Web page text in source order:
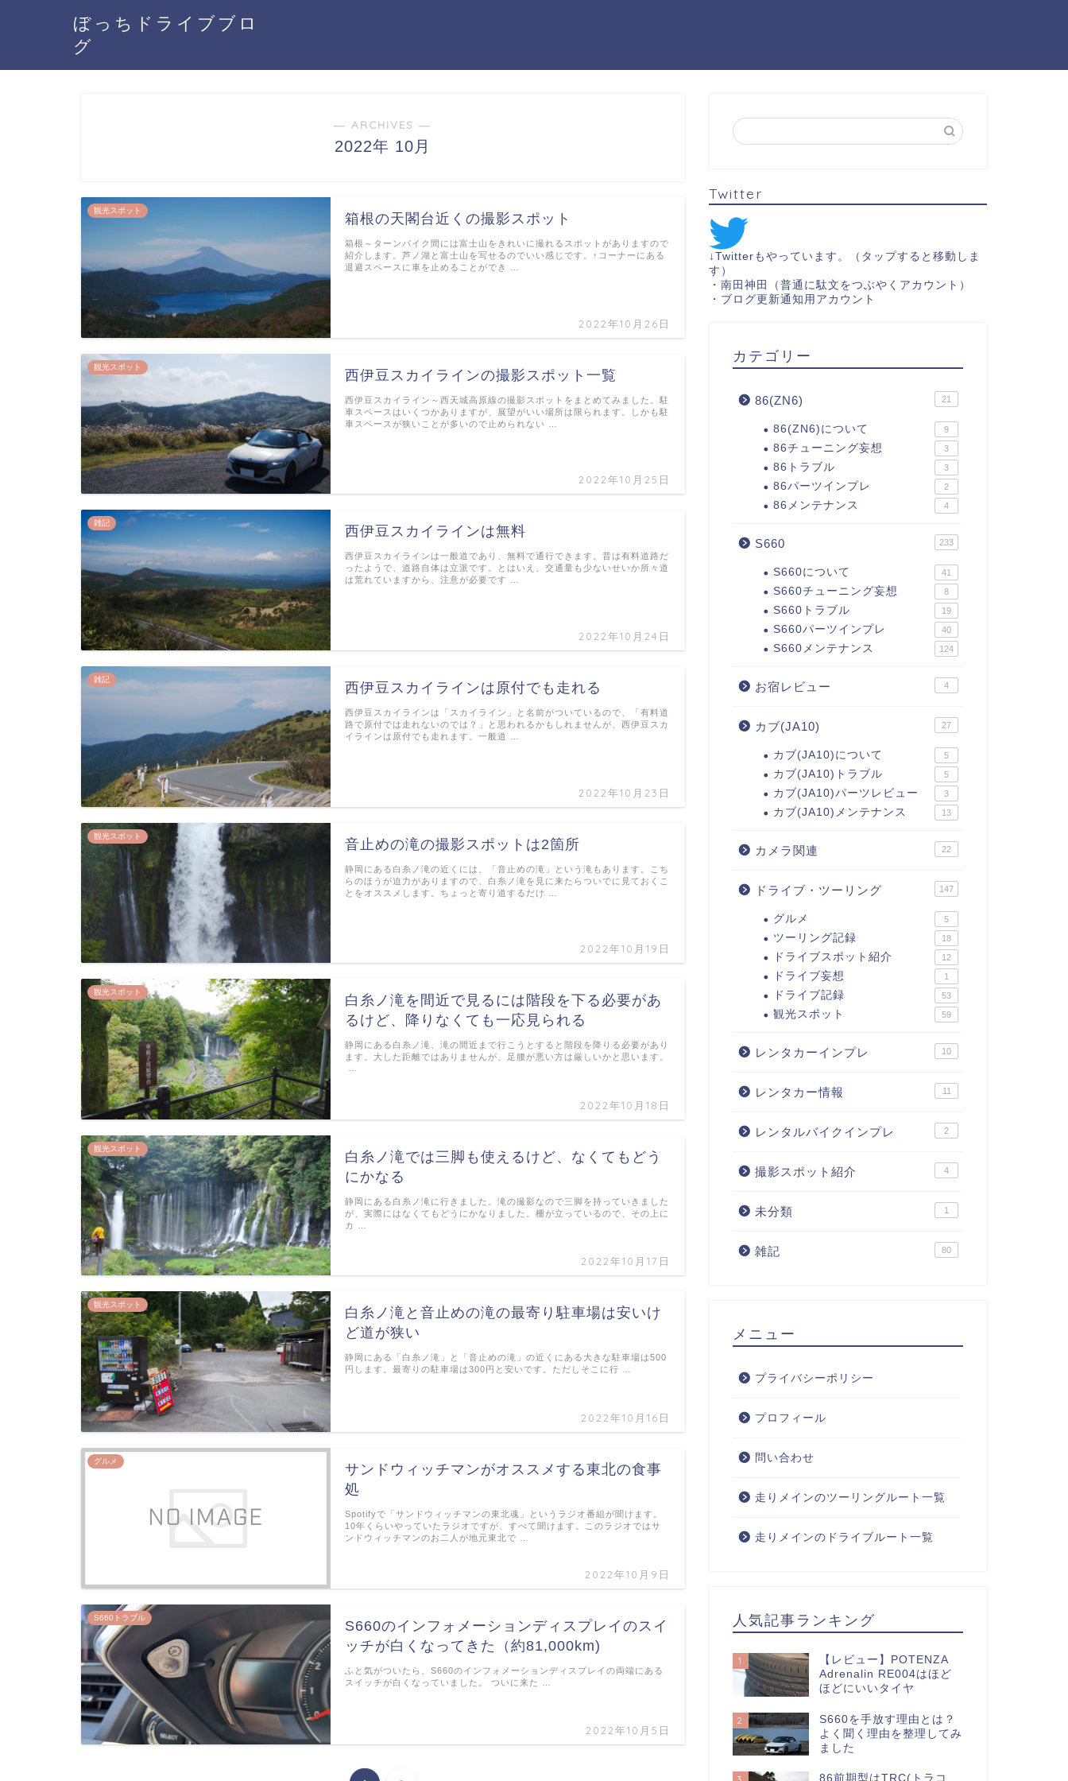
ぼっちドライブブロ
グ
― ARCHIVES ―
2022年 10月
観光スポット
箱根の天閣台近くの撮影スポット
2022年10月26日
箱根～ターンパイク間には富士山をきれいに撮れるスポットがありますので
紹介します。芦ノ湖と富士山を写せるのでいい感じです。↑コーナーにある
退避スペースに車を止めることができ …
観光スポット
西伊豆スカイラインの撮影スポット一覧
2022年10月25日
西伊豆スカイライン～西天城高原線の撮影スポットをまとめてみました。駐
車スペースはいくつかありますが、展望がいい場所は限られます。しかも駐
車スペースが狭いことが多いので止められない …
雑記
西伊豆スカイラインは無料
2022年10月24日
西伊豆スカイラインは一般道であり、無料で通行できます。昔は有料道路だ
ったようで、道路自体は立派です。とはいえ、交通量も少ないせいか所々道
は荒れていますから、注意が必要です …
雑記
西伊豆スカイラインは原付でも走れる
2022年10月23日
西伊豆スカイラインは「スカイライン」と名前がついているので、「有料道
路で原付では走れないのでは？」と思われるかもしれませんが、西伊豆スカ
イラインは原付でも走れます。一般道 …
観光スポット
音止めの滝の撮影スポットは2箇所
2022年10月19日
静岡にある白糸ノ滝の近くには、「音止めの滝」という滝もあります。こち
らのほうが迫力がありますので、白糸ノ滝を見に来たらついでに見ておくこ
とをオススメします。ちょっと寄り道するだけ …
観光スポット
白糸ノ滝を間近で見るには階段を下る必要があ
るけど、降りなくても一応見られる
2022年10月18日
静岡にある白糸ノ滝、滝の間近まで行こうとすると階段を降りる必要があり
ます。大した距離ではありませんが、足腰が悪い方は厳しいかと思います。
観光スポット
白糸ノ滝では三脚も使えるけど、なくてもどう
にかなる
2022年10月17日
静岡にある白糸ノ滝に行きました。滝の撮影なので三脚を持っていきました
が、実際にはなくてもどうにかなりました。柵が立っているので、その上に
カ …
観光スポット
白糸ノ滝と音止めの滝の最寄り駐車場は安いけ
ど道が狭い
2022年10月16日
静岡にある「白糸ノ滝」と「音止めの滝」の近くにある大きな駐車場は500
円します。最寄りの駐車場は300円と安いです。ただしそこに行 …
グルメ
サンドウィッチマンがオススメする東北の食事
処
2022年10月9日
Spotifyで「サンドウィッチマンの東北魂」というラジオ番組が聞けます。
10年くらいやっていたラジオですが、すべて聞けます。このラジオではサ
ンドウィッチマンのお二人が地元東北で …
S660トラブル
S660のインフォメーションディスプレイのスイ
ッチが白くなってきた（約81,000km)
2022年10月5日
ふと気がついたら、S660のインフォメーションディスプレイの両端にある
スイッチが白くなっていました。 ついに来た …
Twitter
↓Twitterもやっています。（タップすると移動しま
す）
・ 南田神田（普通に駄文をつぶやくアカウント）
・ ブログ更新通知用アカウント
カテゴリー
86(ZN6) 21
86(ZN6)について 9
86チューニング妄想 3
86トラブル 3
86パーツインプレ 2
86メンテナンス 4
S660 233
S660について 41
S660チューニング妄想 8
S660トラブル 19
S660パーツインプレ 40
S660メンテナンス 124
お宿レビュー 4
カブ(JA10) 27
カブ(JA10)について 5
カブ(JA10)トラブル 5
カブ(JA10)パーツレビュー 3
カブ(JA10)メンテナンス 13
カメラ関連 22
ドライブ・ツーリング 147
グルメ 5
ツーリング記録 18
ドライブスポット紹介 12
ドライブ妄想 1
ドライブ記録 53
観光スポット 59
レンタカーインプレ 10
レンタカー情報 11
レンタルバイクインプレ 2
撮影スポット紹介 4
未分類 1
雑記 80
メニュー
プライバシーポリシー
プロフィール
問い合わせ
走りメインのツーリングルート一覧
走りメインのドライブルート一覧
人気記事ランキング
1
【レビュー】POTENZA
Adrenalin RE004はほど
ほどにいいタイヤ
2
S660を手放す理由とは？
よく聞く理由を整理してみ
ました
86前期型はTRC(トラコ